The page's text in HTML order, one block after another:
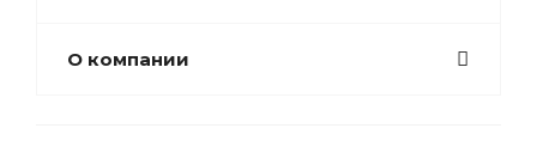
О компании